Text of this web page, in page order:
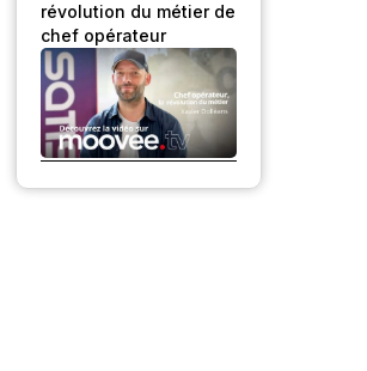
révolution du métier de
chef opérateur